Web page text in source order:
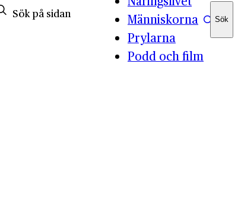
Människorna
Prylarna
Podd och film
Sök
Sök